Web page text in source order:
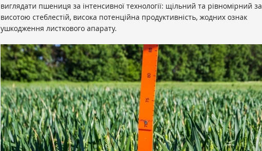
виглядати пшениця за інтенсивної технології: щільний та рівномірний за
висотою стеблестій, висока потенційна продуктивність, жодних ознак
ушкодження листкового апарату.